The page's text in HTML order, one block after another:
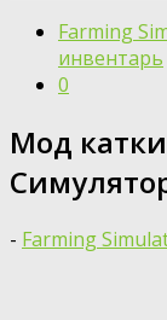
Farming
инвентарь
0
Мод
- Farming